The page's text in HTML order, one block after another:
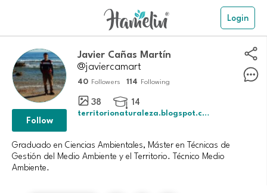
Login
Javier Cañas Martín
@javiercamart
40 Followers 114 Following
38  14
territorionaturaleza.blogspot.com
Follow
Graduado en Ciencias Ambientales, Máster en Técnicas de
Gestión del Medio Ambiente y el Territorio. Técnico Medio
Ambiente.